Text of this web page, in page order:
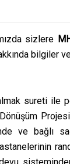
sizlere
bilgiler
almak sureti
ve bağlı